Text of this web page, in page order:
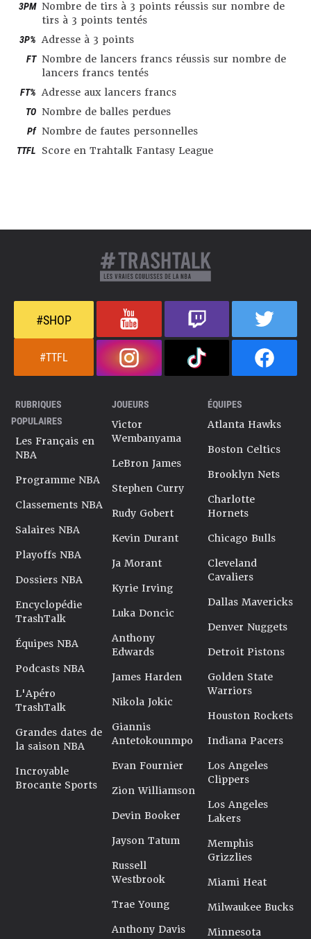
3PM Nombre de tirs à 3 points réussis sur nombre de
tirs à 3 points tentés
3P% Adresse à 3 points
FT Nombre de lancers francs réussis sur nombre de
lancers francs tentés
FT% Adresse aux lancers francs
TO Nombre de balles perdues
Pf Nombre de fautes personnelles
TTFL Score en Trahtalk Fantasy League
#SHOP
#TTFL
RUBRIQUES
POPULAIRES
Les Français en
NBA
Programme NBA
Classements NBA
Salaires NBA
Playoffs NBA
Dossiers NBA
Encyclopédie
TrashTalk
Équipes NBA
Podcasts NBA
L'Apéro
TrashTalk
Grandes dates de
la saison NBA
Incroyable
Brocante Sports
JOUEURS
Victor
Wembanyama
LeBron James
Stephen Curry
Rudy Gobert
Kevin Durant
Ja Morant
Kyrie Irving
Luka Doncic
Anthony
Edwards
James Harden
Nikola Jokic
Giannis
Antetokounmpo
Evan Fournier
Zion Williamson
Devin Booker
Jayson Tatum
Russell
Westbrook
Trae Young
Anthony Davis
ÉQUIPES
Atlanta Hawks
Boston Celtics
Brooklyn Nets
Charlotte
Hornets
Chicago Bulls
Cleveland
Cavaliers
Dallas Mavericks
Denver Nuggets
Detroit Pistons
Golden State
Warriors
Houston Rockets
Indiana Pacers
Los Angeles
Clippers
Los Angeles
Lakers
Memphis
Grizzlies
Miami Heat
Milwaukee Bucks
Minnesota